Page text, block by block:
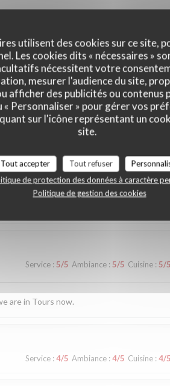
utilisent des cookies sur ce site,
Les cookies dits « nécessaires »
nécessitent votre
mesurer l'audience du site,
afficher des publicités ou contenus
« Personnaliser » pour gérer vos
sur l'icône représentant un
site.
Tout accepter Tout refuser
de protection des données à caractère
Politique de gestion des cookies
nos clients
Service : 5/5 Ambiance : 5/5 Cuisine : 5/5
are in Tours now.
Service : 4/5 Ambiance : 4/5 Cuisine : 4/5